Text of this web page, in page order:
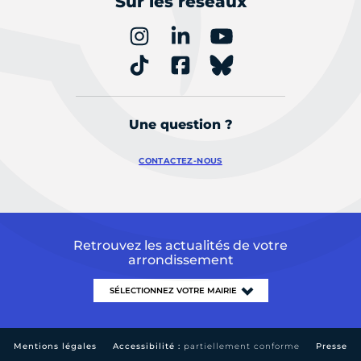
Une question ?
CONTACTEZ-NOUS
Retrouvez les actualités de votre
arrondissement
Mentions légales Accessibilité : partiellement conforme Presse